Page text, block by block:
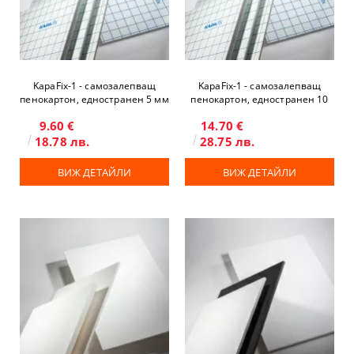
KapaFix-1 - самозалепващ
пенокартон, едностранен 5 мм
9.60 €
18.78 лв.
ВИЖ ДЕТАЙЛИ
KapaFix-1 - самозалепващ
пенокартон, едностранен 10
14.70 €
28.75 лв.
ВИЖ ДЕТАЙЛИ